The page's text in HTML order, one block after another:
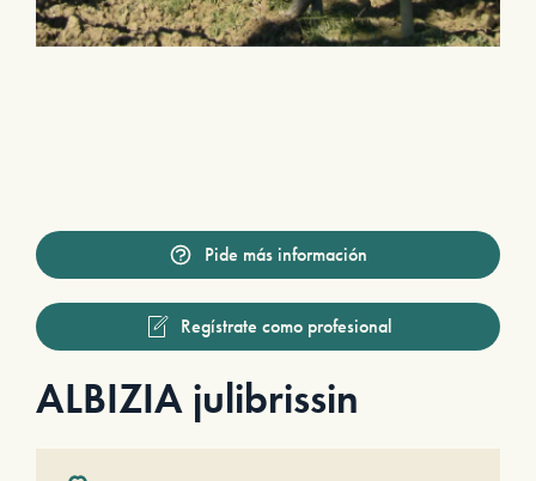
Pide más información
Regístrate como profesional
ALBIZIA julibrissin